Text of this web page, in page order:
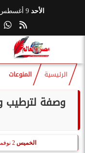
الأحد 9 أغسطس 2026
الرئيسية المنوعات
وصفة لترطيب
الخميس 2 نوفمبر 2023